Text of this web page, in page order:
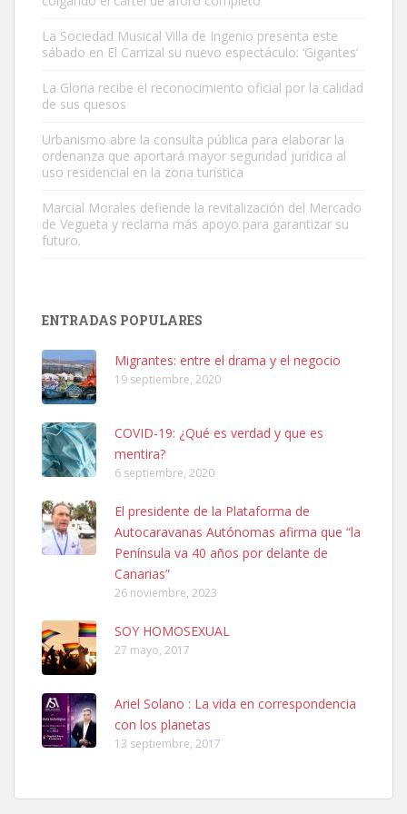
Busco adopción responsable para mi perra. Pastor alemán,
hembra, 4 años. Por motivos personales ...
PERRO MACHO RAZA SHIBA CON MICROCHIP PERDIDO HOY
06/07/2025 ZONA MESA Y LOPEZ. ES MUY ASUSTADIZO
Leales.org » Gran Canaria
Ninfa perdida
El día 5 se los perdió una ninfa papillera, asustada tiene miedo a la
calle, se perdió por la zon...
no la puedo tener. Solo gente r...
La Sociedad Musical Villa de Ingenio presenta este
sábado en El Carrizal su nuevo espectáculo: ‘Gigantes’
La Gloria recibe el reconocimiento oficial por la calidad
de sus quesos
Urbanismo abre la consulta pública para elaborar la
ordenanza que aportará mayor seguridad jurídica al
uso residencial en la zona turística
Marcial Morales defiende la revitalización del Mercado
de Vegueta y reclama más apoyo para garantizar su
futuro.
ENTRADAS POPULARES
Migrantes: entre el drama y el negocio
19 septiembre, 2020
COVID-19: ¿Qué es verdad y que es
mentira?
6 septiembre, 2020
El presidente de la Plataforma de
Autocaravanas Autónomas afirma que “la
Península va 40 años por delante de
Canarias”
26 noviembre, 2023
SOY HOMOSEXUAL
27 mayo, 2017
Ariel Solano : La vida en correspondencia
con los planetas
13 septiembre, 2017